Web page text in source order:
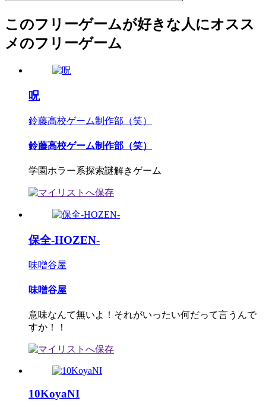
このフリーゲームが好きな人にオスス
メのフリーゲーム
呪
鈴藤高校ゲーム制作部（笑）
鈴藤高校ゲーム制作部（笑）
学園ホラー系探索謎解きゲーム
保全-HOZEN-
味噌谷屋
味噌谷屋
意味なんて無いよ！それがいったい何だって言うんで
すか！！
10KoyaNI